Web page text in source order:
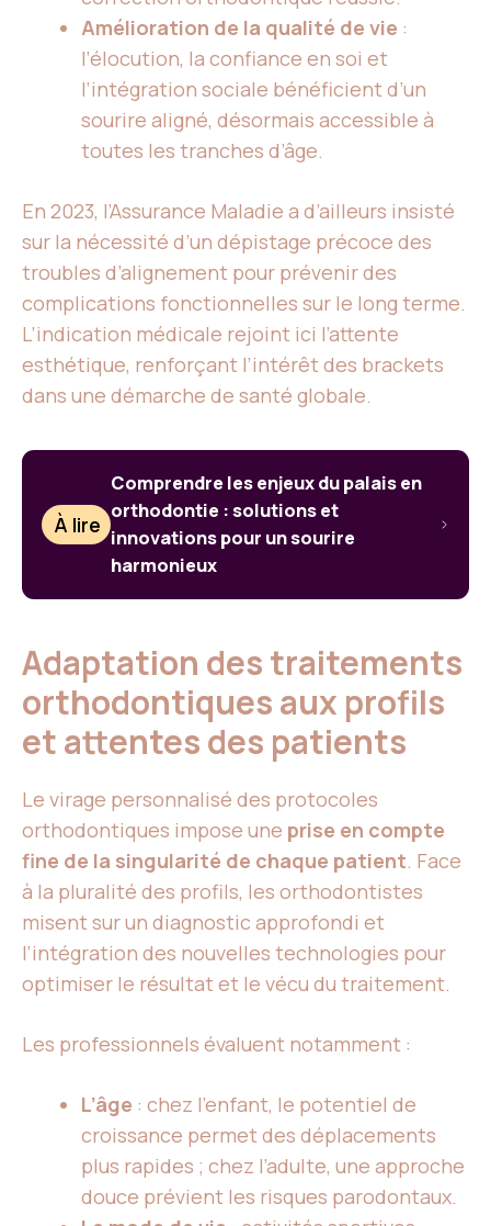
Amélioration de la qualité de vie :
l’élocution, la confiance en soi et
l’intégration sociale bénéficient d’un
sourire aligné, désormais accessible à
toutes les tranches d’âge.
En 2023, l’Assurance Maladie a d’ailleurs insisté
sur la nécessité d’un dépistage précoce des
troubles d’alignement pour prévenir des
complications fonctionnelles sur le long terme.
L’indication médicale rejoint ici l’attente
esthétique, renforçant l’intérêt des brackets
dans une démarche de santé globale.
À lire
Comprendre les enjeux du palais en
orthodontie : solutions et
innovations pour un sourire
harmonieux
Adaptation des traitements
orthodontiques aux profils
et attentes des patients
Le virage personnalisé des protocoles
orthodontiques impose une prise en compte
fine de la singularité de chaque patient. Face
à la pluralité des profils, les orthodontistes
misent sur un diagnostic approfondi et
l’intégration des nouvelles technologies pour
optimiser le résultat et le vécu du traitement.
Les professionnels évaluent notamment :
L’âge : chez l’enfant, le potentiel de
croissance permet des déplacements
plus rapides ; chez l’adulte, une approche
douce prévient les risques parodontaux.